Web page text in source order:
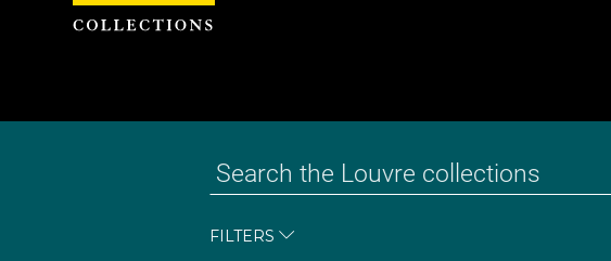
FILTERS
Cookies management panel